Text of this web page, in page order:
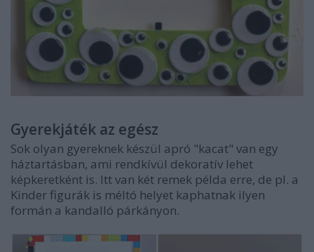
Gyerekjáték az egész
Sok olyan gyereknek készül apró "kacat" van egy
háztartásban, ami rendkívül dekoratív lehet
képkeretként is. Itt van két remek példa erre, de pl. a
Kinder figurák is méltó helyet kaphatnak ilyen
formán a kandalló párkányon.